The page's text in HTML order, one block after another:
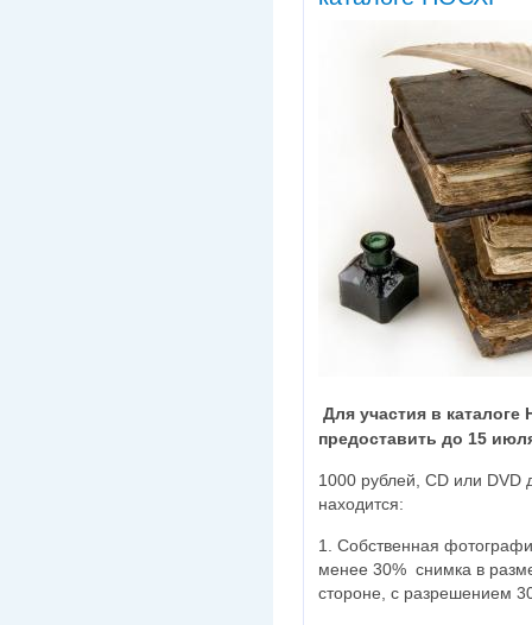
Для участия в
предоставить до 15
1000 рублей, CD или DVD
находится:
1. Собственная
менее 30% снимка в
стороне, с разрешением